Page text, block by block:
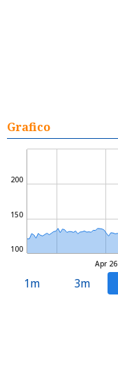
Grafico
Apr 26
100
150
200
1m 3m